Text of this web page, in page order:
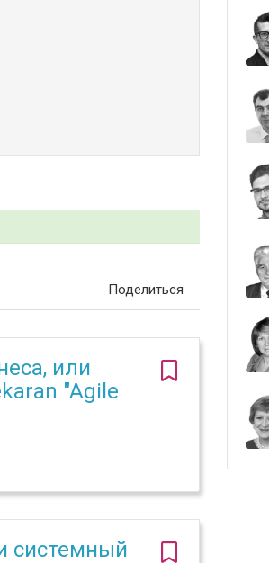
Поделиться
или
"Agile
системный